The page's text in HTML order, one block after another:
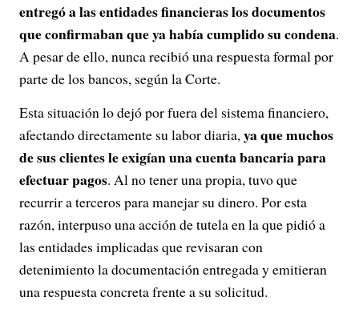
entregó a las entidades financieras los documentos
que confirmaban que ya había cumplido su condena.
A pesar de ello, nunca recibió una respuesta formal por
parte de los bancos, según la Corte.
Esta situación lo dejó por fuera del sistema financiero,
afectando directamente su labor diaria,ya que muchos
de sus clientes le exigían una cuenta bancaria para
efectuar pagos. Al no tener una propia, tuvo que
recurrir a terceros para manejar su dinero. Por esta
razón, interpuso una acción de tutela en la que pidió a
las entidades implicadas que revisaran con
detenimiento la documentación entregada y emitieran
una respuesta concreta frente a su solicitud.